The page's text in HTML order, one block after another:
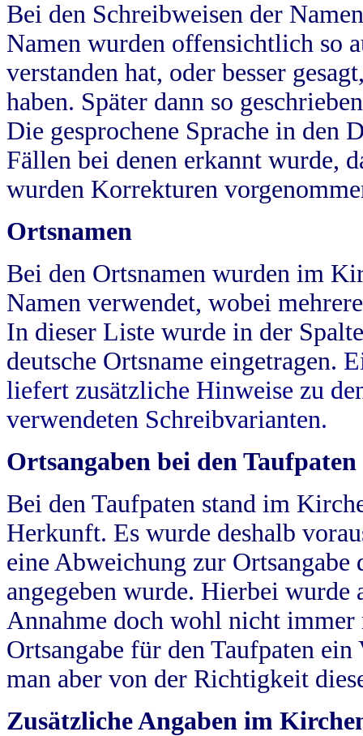
Bei den Schreibweisen der
Namen wurden offensichtlich so
verstanden hat, oder besser
haben. Später dann so
Die gesprochene Sprache in
Fällen bei denen erkannt wurde,
wurden Korrekturen
Ortsnamen
Bei den Ortsnamen wurden im
Namen verwendet, wobei
In dieser Liste wurde in der
deutsche Ortsname eingetragen.
liefert zusätzliche Hinweise zu
verwendeten Schreibvarianten.
Ortsangaben bei den Taufpaten
Bei den Taufpaten stand im
Herkunft. Es wurde deshalb
eine Abweichung zur
angegeben wurde. Hierbei wurde
Annahme doch wohl nicht
Ortsangabe für den Taufpaten
man aber von der Richtigkeit
Zusätzliche Angaben im